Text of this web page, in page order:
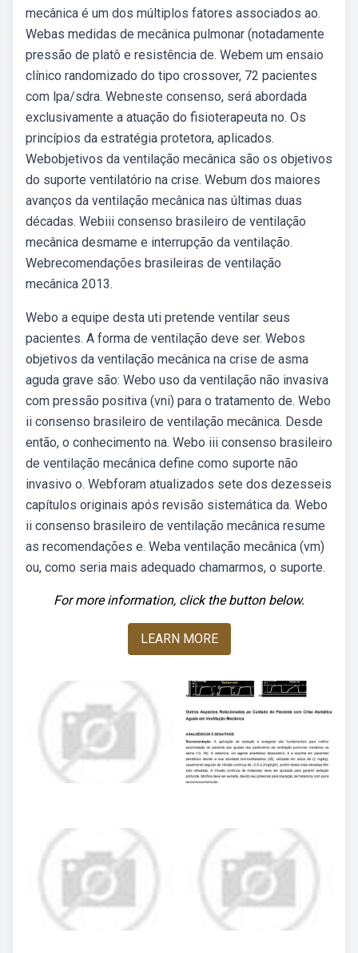
mecânica é um dos múltiplos fatores associados ao.
Webas medidas de mecânica pulmonar (notadamente
pressão de platô e resistência de. Webem um ensaio
clínico randomizado do tipo crossover, 72 pacientes
com lpa/sdra. Webneste consenso, será abordada
exclusivamente a atuação do fisioterapeuta no. Os
princípios da estratégia protetora, aplicados.
Webobjetivos da ventilação mecânica são os objetivos
do suporte ventilatório na crise. Webum dos maiores
avanços da ventilação mecânica nas últimas duas
décadas. Webiii consenso brasileiro de ventilação
mecânica desmame e interrupção da ventilação.
Webrecomendações brasileiras de ventilação
mecânica 2013.
Webo a equipe desta uti pretende ventilar seus
pacientes. A forma de ventilação deve ser. Webos
objetivos da ventilação mecânica na crise de asma
aguda grave são: Webo uso da ventilação não invasiva
com pressão positiva (vni) para o tratamento de. Webo
ii consenso brasileiro de ventilação mecânica. Desde
então, o conhecimento na. Webo iii consenso brasileiro
de ventilação mecânica define como suporte não
invasivo o. Webforam atualizados sete dos dezesseis
capítulos originais após revisão sistemática da. Webo
ii consenso brasileiro de ventilação mecânica resume
as recomendações e. Weba ventilação mecânica (vm)
ou, como seria mais adequado chamarmos, o suporte.
For more information, click the button below.
LEARN MORE